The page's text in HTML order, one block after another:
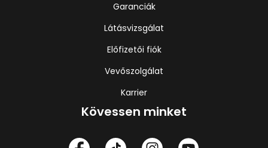
Garanciák
Látásvizsgálat
Előfizetői fiók
Vevőszolgálat
Karrier
Kövessen minket